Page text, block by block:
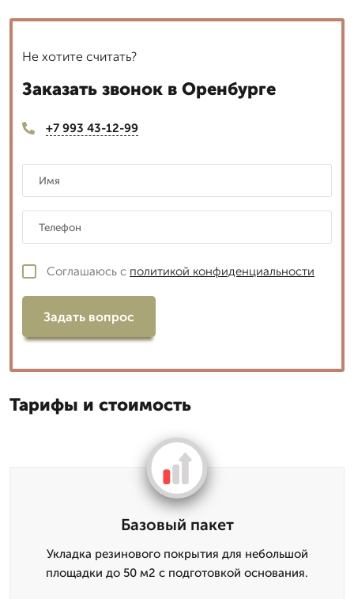
Не хотите считать?
Заказать звонок в Оренбурге
+7 993 43-12-99
Соглашаюсь с политикой конфиденциальности
Задать вопрос
Тарифы и стоимость
Базовый пакет
Укладка резинового покрытия для небольшой
площадки до 50 м2 с подготовкой основания.